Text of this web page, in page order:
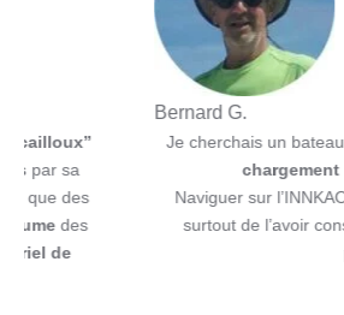
Bernard G.
Je cherchais un bateau avec
chargement pour la
Naviguer sur l’INNKAO est
surtout de l’avoir construit